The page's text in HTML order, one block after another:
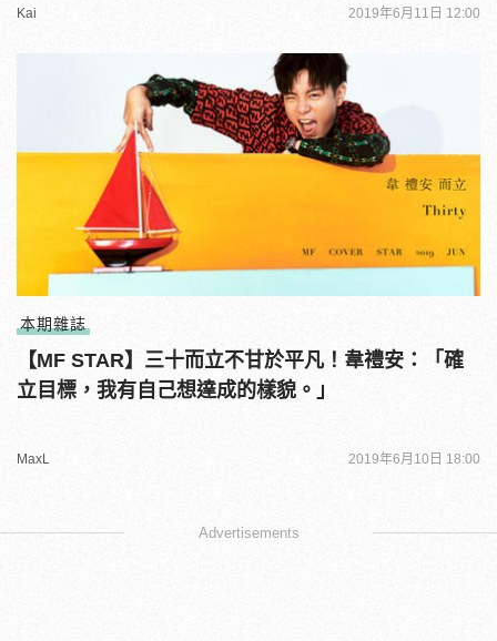
Kai 2019年6月11日 12:00
本期雜誌
【MF STAR】三十而立不甘於平凡！韋禮安：「確
立目標，我有自己想達成的樣貌。」
MaxL 2019年6月10日 18:00
Advertisements